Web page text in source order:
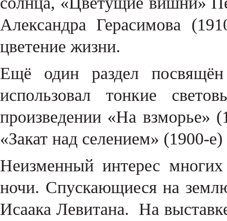
Александра Герасимова
цветение жизни.
Ещё один раздел
использовал тонкие
произведении «На взморье»
«Закат над селением» (1900-
Неизменный интерес
ночи. Спускающиеся на
Исаака Левитана. На